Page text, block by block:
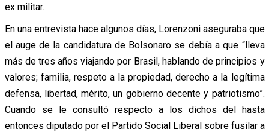
ex militar.
En una entrevista hace algunos días, Lorenzoni aseguraba que
el auge de la candidatura de Bolsonaro se debía a que “lleva
más de tres años viajando por Brasil, hablando de principios y
valores; familia, respeto a la propiedad, derecho a la legítima
defensa, libertad, mérito, un gobierno decente y patriotismo”.
Cuando se le consultó respecto a los dichos del hasta
entonces diputado por el Partido Social Liberal sobre fusilar a